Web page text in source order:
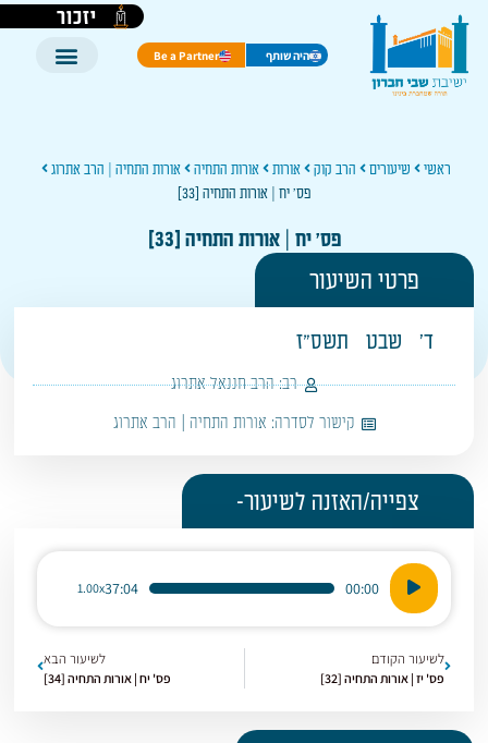
יזכור
היה שותף Be a Partner
ראשי שיעורים הרב קוק אורות אורות התחיה
אורות התחיה | הרב אתרוג
פס' יח | אורות התחיה [33]
פס' יח | אורות התחיה [33]
פרטי השיעור
ד' שבט תשס"ז
רב: הרב חננאל אתרוג
קישור לסדרה: אורות התחיה | הרב אתרוג
צפייה/האזנה לשיעור-
נגן
אודיו
00:00
37:04
1.00x
לשיעור הקודם
פס' יז | אורות התחיה [32]
לשיעור הבא
פס' יח | אורות התחיה [34]